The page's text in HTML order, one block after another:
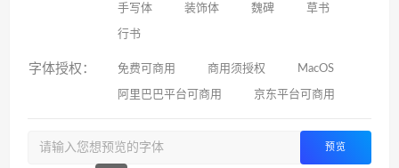
手写体 装饰体 魏碑 草书
行书
字体授权： 免费可商用 商用须授权 MacOS
阿里巴巴平台可商用 京东平台可商用
预览